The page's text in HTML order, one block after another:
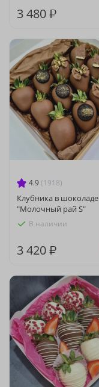
3 480 ₽
4.9 (1918)
Клубника в шоколаде
"Молочный рай S"
В наличии
3 420 ₽